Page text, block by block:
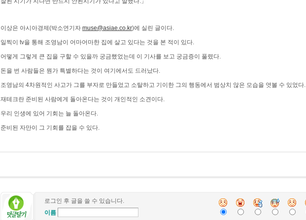
이상은 아시아경제(박소연기자 muse@asiae.co.kr)에 실린 글이다.
일찍이 tv을 통해 조영남이 어마어마한 집에 살고 있다는 것을 본 적이 있다.
어떻게 그렇게 큰 집을 구할 수 있을까 궁금했었는데 이 기사를 보고 궁금증이 풀렸다.
돈을 번 사람들은 뭔가 특별하다는 것이 여기에서도 드러났다.
조영남의 4차원적인 사고가 그를 부자로 만들었고 소탈하고 기이한 그의 행동에서 범상치 않은 모습을 엿볼 수 있었다.
재테크란 준비된 사람에게 돌아온다는 것이 개인적인 소견이다.
우리 인생에 있어 기회는 늘 돌아온다.
준비된 자만이 그 기회를 잡을 수 있다.
로그인 후 글을 쓸 수 있습니다.
이름